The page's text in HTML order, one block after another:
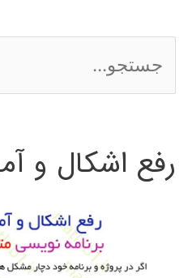
س
ج
رفع اشکال و